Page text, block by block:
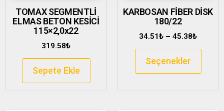
TOMAX SEGMENTLİ
ELMAS BETON KESİCİ
115×2,0x22
319.58₺
Sepete Ekle
KARBOSAN FİBER DİSK
180/22
34.51₺ – 45.38₺
Seçenekler